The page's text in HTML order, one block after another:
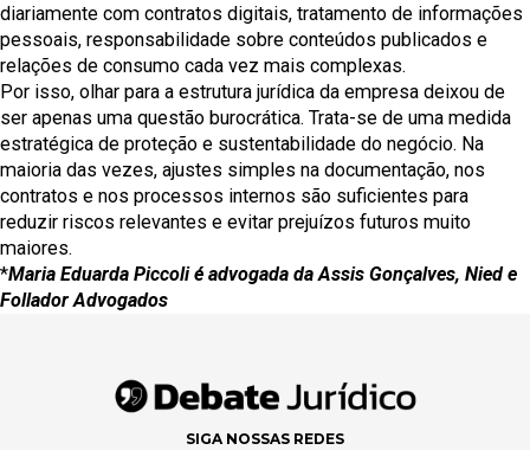
diariamente com contratos digitais, tratamento de informações
pessoais, responsabilidade sobre conteúdos publicados e
relações de consumo cada vez mais complexas.
Por isso, olhar para a estrutura jurídica da empresa deixou de
ser apenas uma questão burocrática. Trata-se de uma medida
estratégica de proteção e sustentabilidade do negócio. Na
maioria das vezes, ajustes simples na documentação, nos
contratos e nos processos internos são suficientes para
reduzir riscos relevantes e evitar prejuízos futuros muito
maiores.
*Maria Eduarda Piccoli é advogada da Assis Gonçalves, Nied e
Follador Advogados
SIGA NOSSAS REDES